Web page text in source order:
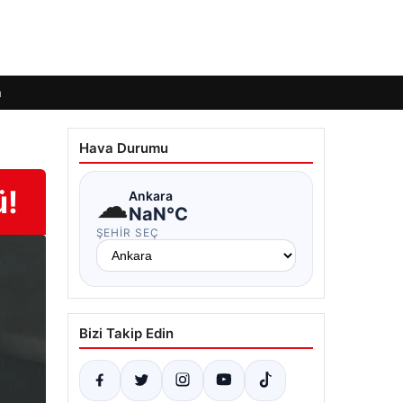
Hava Durumu
☁Ankara
NaN°C
ŞEHIR SEÇ
Bizi Takip Edin